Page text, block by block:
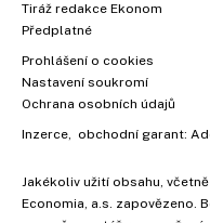
Tiráž redakce Ekonom
Předplatné
Prohlášení o cookies
Nastavení soukromí
Ochrana osobních údajů
Inzerce, obchodní garant:
Jakékoliv užití obsahu,
Economia, a.s. zapovězeno.